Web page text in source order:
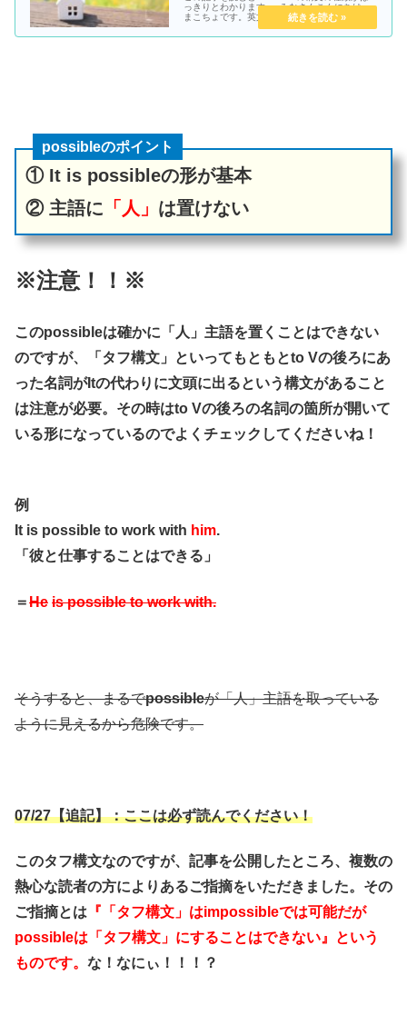
っきりとわかります● みなさんこんにちは、
まこちょです。英文を読んでいると、It is～で
始まる文ってよく見ますよね？たま～にIt is～
しかない文もあったりして。このItが「代名
possibleのポイント
① It is possibleの形が基本
② 主語に 「人」 は置けない
※注意！！※
このpossibleは確かに「人」主語を置くことはできない
のですが、「タフ構文」といってもともとto Vの後ろにあ
った名詞がItの代わりに文頭に出るという構文があること
は注意が必要。その時はto Vの後ろの名詞の箇所が開いて
いる形になっているのでよくチェックしてくださいね！
例
It is possible to work with him.
「彼と仕事することはできる」
＝He is possible to work with.
そうすると、まるでpossibleが「人」主語を取っている
ように見えるから危険です。
07/27【追記】：ここは必ず読んでください！
このタフ構文なのですが、記事を公開したところ、複数の
熱心な読者の方によりあるご指摘をいただきました。その
ご指摘とは 『「タフ構文」はimpossibleでは可能だが
possibleは「タフ構文」にすることはできない』という
ものです。 な！なにぃ！！！？